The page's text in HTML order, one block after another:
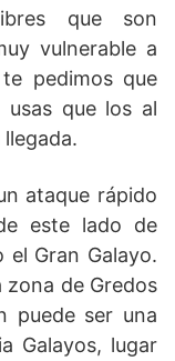
que son
vulnerable a
pedimos que
que los al
ataque rápido
este lado de
Gran Galayo.
de Gredos
puede ser una
Galayos, lugar